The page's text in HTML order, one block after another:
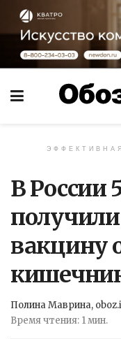
В России
вакцину
Полина Маврина,
Время чтения: 1 мин.